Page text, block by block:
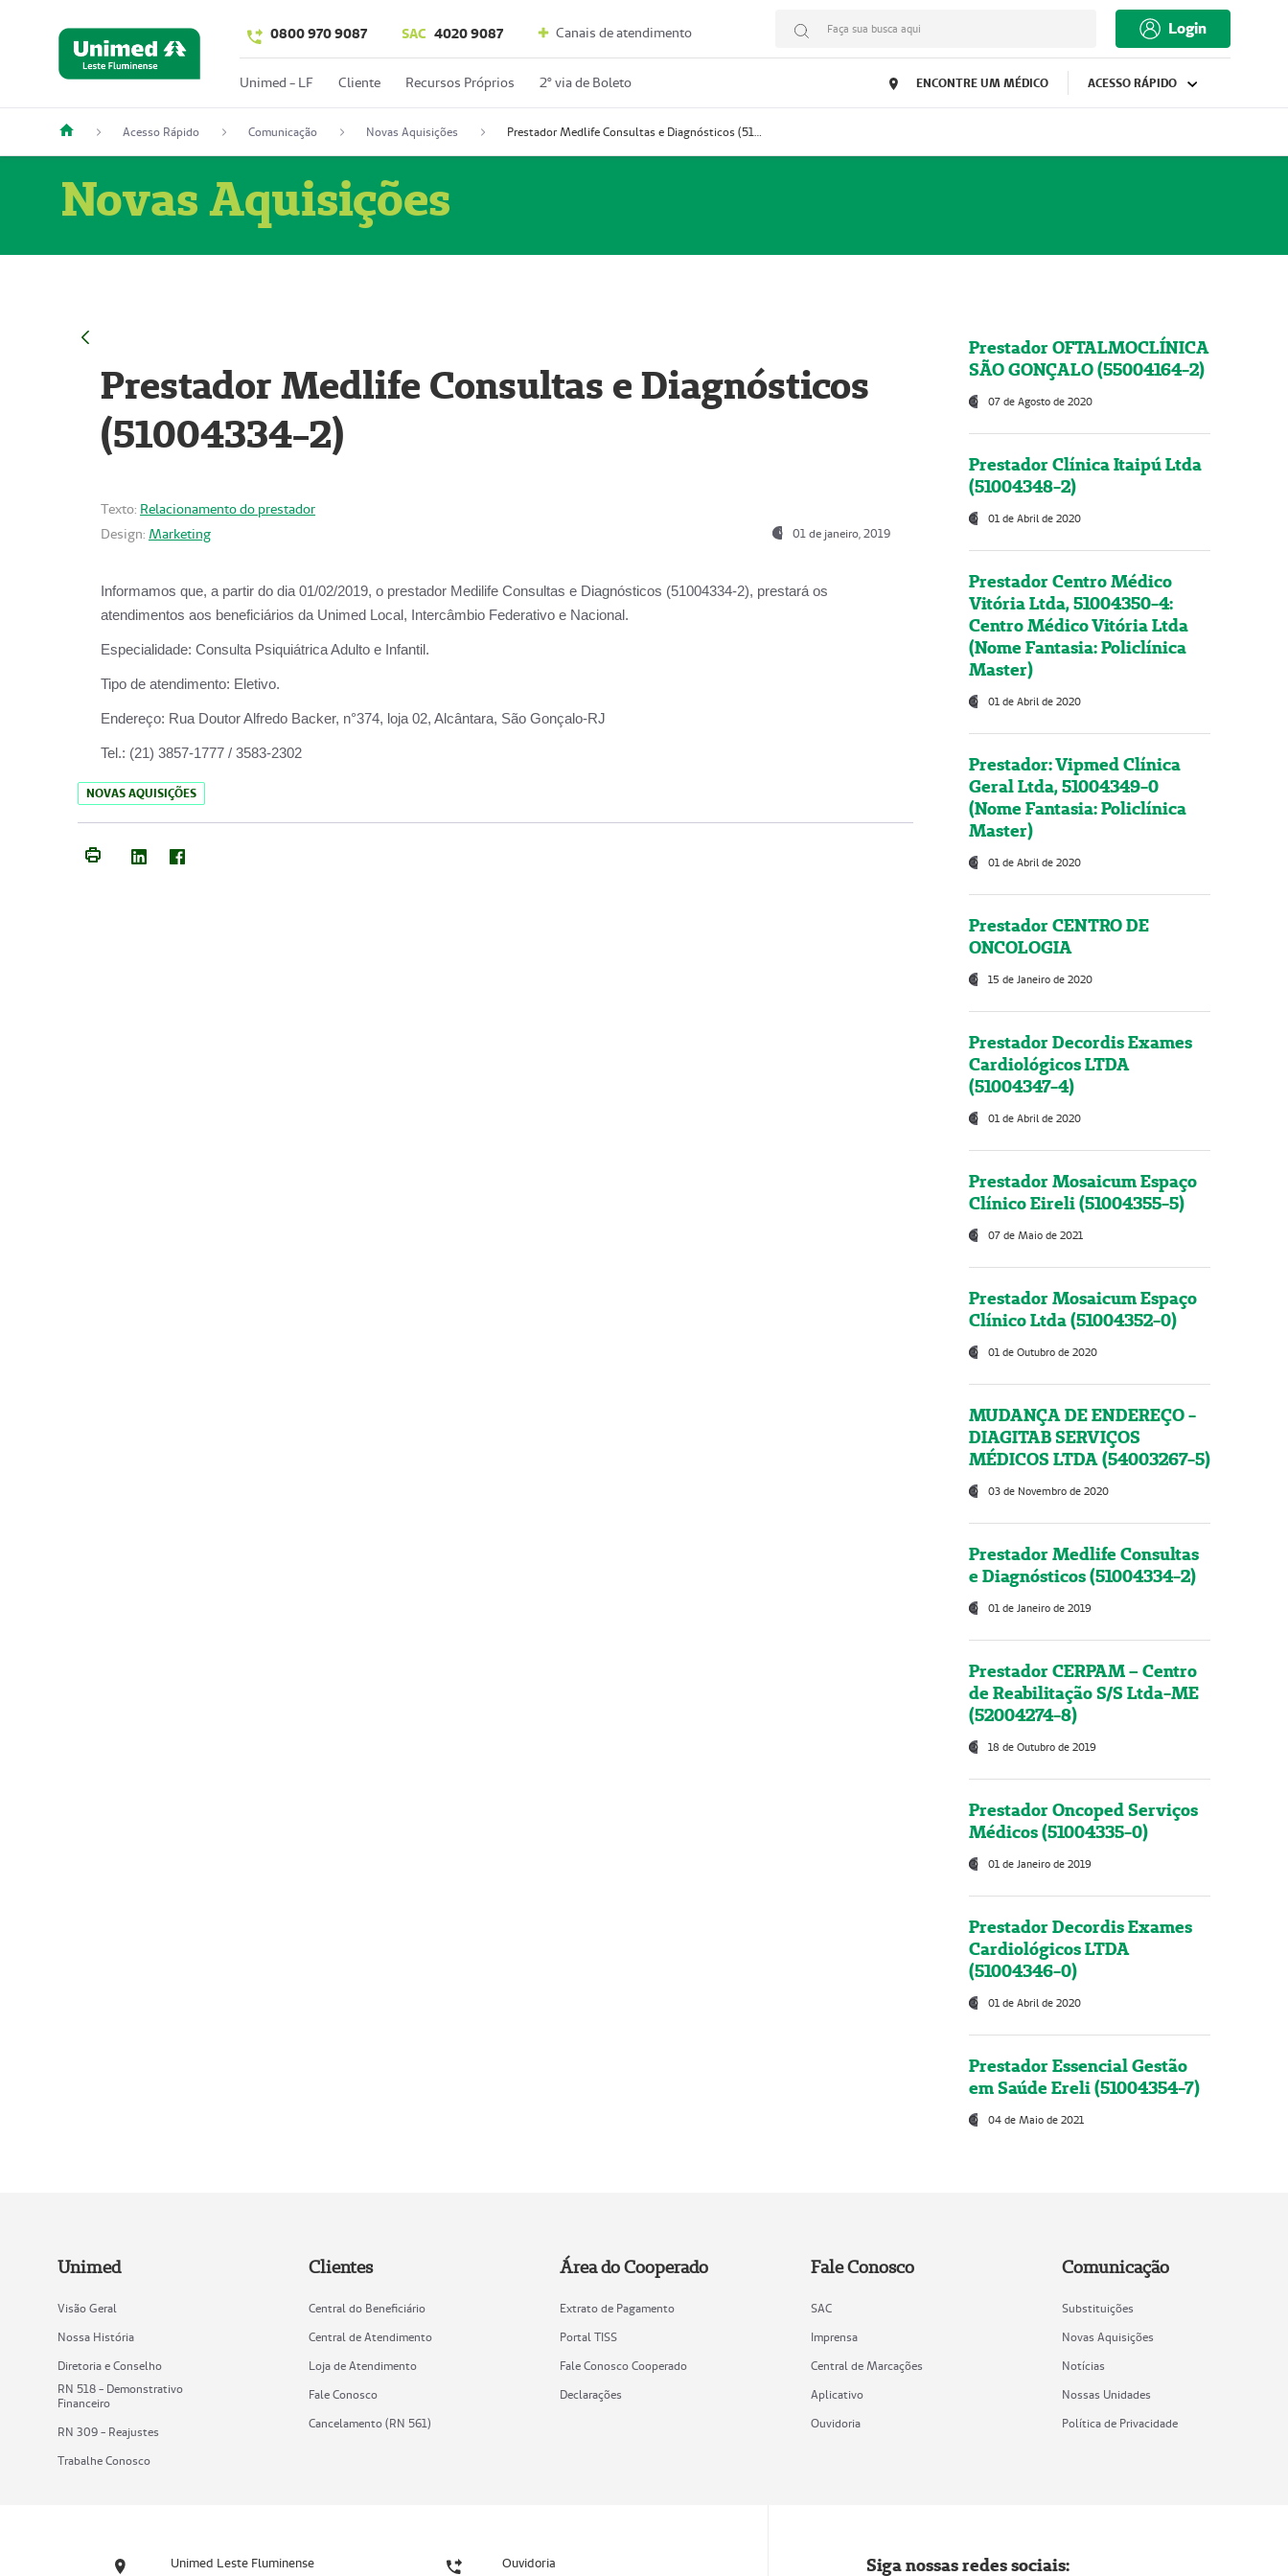
0800 970 9087 SAC 4020 9087 Canais de atendimento Faça sua busca aqui Login
Unimed - LF Cliente Recursos Próprios 2º via de Boleto ENCONTRE UM MÉDICO ACESSO RÁPIDO
Acesso Rápido Comunicação Novas Aquisições Prestador Medlife Consultas e Diagnósticos (51004334-2)
Novas Aquisições
Prestador Medlife Consultas e Diagnósticos
(51004334-2)
Texto: Relacionamento do prestador
Design: Marketing 01 de janeiro, 2019
Informamos que, a partir do dia 01/02/2019, o prestador Medilife Consultas e Diagnósticos (51004334-2), prestará os
atendimentos aos beneficiários da Unimed Local, Intercâmbio Federativo e Nacional.
Especialidade: Consulta Psiquiátrica Adulto e Infantil.
Tipo de atendimento: Eletivo.
Endereço: Rua Doutor Alfredo Backer, n°374, loja 02, Alcântara, São Gonçalo-RJ
Tel.: (21) 3857-1777 / 3583-2302
NOVAS AQUISIÇÕES
Prestador OFTALMOCLÍNICA
SÃO GONÇALO (55004164-2)
07 de Agosto de 2020
Prestador Clínica Itaipú Ltda
(51004348-2)
01 de Abril de 2020
Prestador Centro Médico
Vitória Ltda, 51004350-4:
Centro Médico Vitória Ltda
(Nome Fantasia: Policlínica
Master)
01 de Abril de 2020
Prestador: Vipmed Clínica
Geral Ltda, 51004349-0
(Nome Fantasia: Policlínica
Master)
01 de Abril de 2020
Prestador CENTRO DE
ONCOLOGIA
15 de Janeiro de 2020
Prestador Decordis Exames
Cardiológicos LTDA
(51004347-4)
01 de Abril de 2020
Prestador Mosaicum Espaço
Clínico Eireli (51004355-5)
07 de Maio de 2021
Prestador Mosaicum Espaço
Clínico Ltda (51004352-0)
01 de Outubro de 2020
MUDANÇA DE ENDEREÇO -
DIAGITAB SERVIÇOS
MÉDICOS LTDA (54003267-5)
03 de Novembro de 2020
Prestador Medlife Consultas
e Diagnósticos (51004334-2)
01 de Janeiro de 2019
Prestador CERPAM – Centro
de Reabilitação S/S Ltda-ME
(52004274-8)
18 de Outubro de 2019
Prestador Oncoped Serviços
Médicos (51004335-0)
01 de Janeiro de 2019
Prestador Decordis Exames
Cardiológicos LTDA
(51004346-0)
01 de Abril de 2020
Prestador Essencial Gestão
em Saúde Ereli (51004354-7)
04 de Maio de 2021
Unimed
Visão Geral
Nossa História
Diretoria e Conselho
RN 518 - Demonstrativo
Financeiro
RN 309 - Reajustes
Trabalhe Conosco
Clientes
Central do Beneficiário
Central de Atendimento
Loja de Atendimento
Fale Conosco
Cancelamento (RN 561)
Área do Cooperado
Extrato de Pagamento
Portal TISS
Fale Conosco Cooperado
Declarações
Fale Conosco
SAC
Imprensa
Central de Marcações
Aplicativo
Ouvidoria
Comunicação
Substituições
Novas Aquisições
Notícias
Nossas Unidades
Política de Privacidade
Unimed Leste Fluminense Ouvidoria Siga nossas redes sociais: